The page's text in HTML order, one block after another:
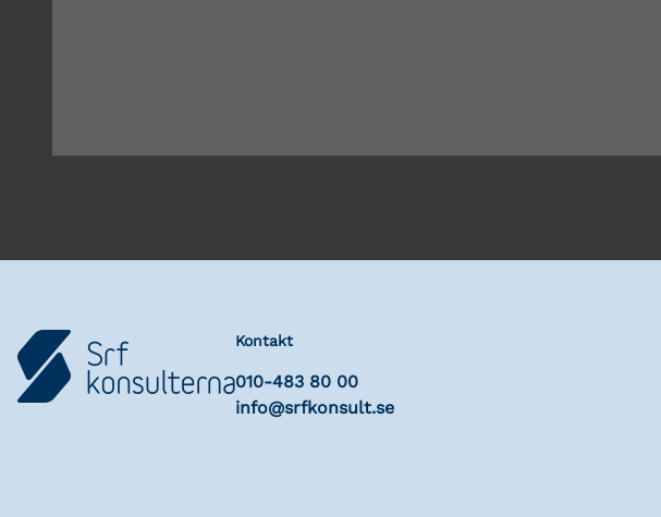
Kontakt
010-483 80 00
info@srfkonsult.se